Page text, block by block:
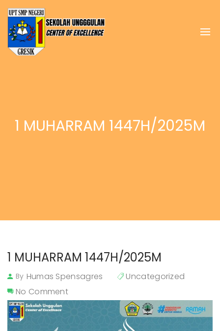
1 MUHARRAM 1447H/2025M
1 MUHARRAM 1447H/2025M
By Humas Spensagres
Uncategorized
No Comment